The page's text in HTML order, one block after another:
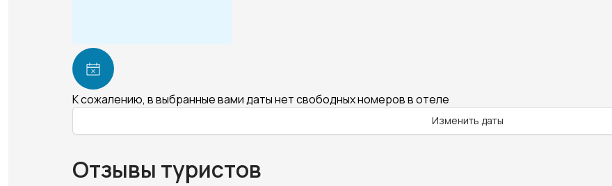
К сожалению, в выбранные вами даты нет свободных номеров в отеле
Изменить даты
Отзывы туристов